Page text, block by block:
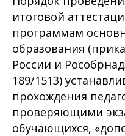
итоговой
программам
образования
России и
189/1513)
прохождения
проверяющими
обучающихся,